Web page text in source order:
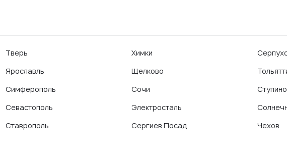
Тверь
Ярославль
Симферополь
Севастополь
Ставрополь
Химки
Щелково
Сочи
Электросталь
Сергиев Посад
Ступино
Чехов